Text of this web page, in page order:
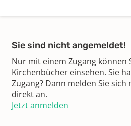
Sie sind nicht angemeldet!
Nur mit einem Zugang können
Kirchenbücher einsehen. Sie
Zugang? Dann melden Sie
direkt an.
Jetzt anmelden